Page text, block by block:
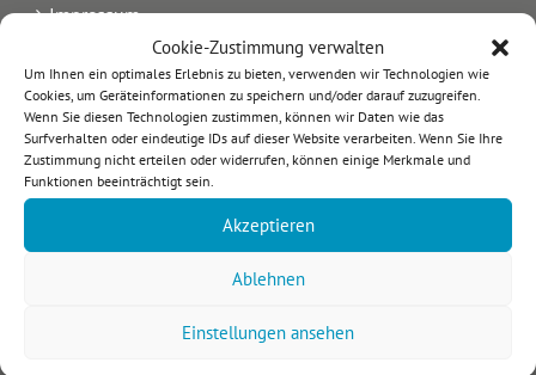
Cookie-Zustimmung verwalten
Um Ihnen ein optimales Erlebnis zu bieten, verwenden wir Technologien wie
Cookies, um Geräteinformationen zu speichern und/oder darauf zuzugreifen.
Wenn Sie diesen Technologien zustimmen, können wir Daten wie das
Surfverhalten oder eindeutige IDs auf dieser Website verarbeiten. Wenn Sie Ihre
Zustimmung nicht erteilen oder widerrufen, können einige Merkmale und
Funktionen beeinträchtigt sein.
Akzeptieren
Ablehnen
Einstellungen ansehen
Impressum
Über uns
AGB
Datenschutz
Arbeiten bei etikett.de